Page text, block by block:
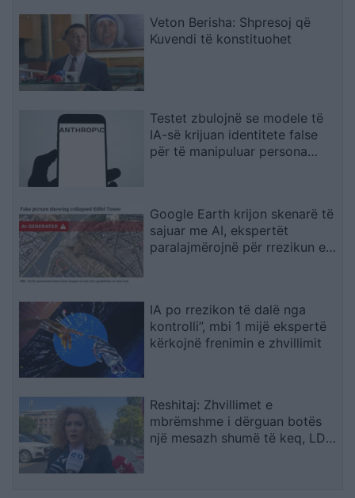
Veton Berisha: Shpresoj që
Kuvendi të konstituohet
Testet zbulojnë se modele të
IA-së krijuan identitete false
për të manipuluar persona
Google Earth krijon skenarë të
sajuar me AI, ekspertët
paralajmërojnë për rrezikun e
IA po rrezikon të dalë nga
kontrolli”, mbi 1 mijë ekspertë
kërkojnë frenimin e zhvillimit
Reshitaj: Zhvillimet e
mbrëmshme i dërguan botës
një mesazh shumë të keq, LDK-